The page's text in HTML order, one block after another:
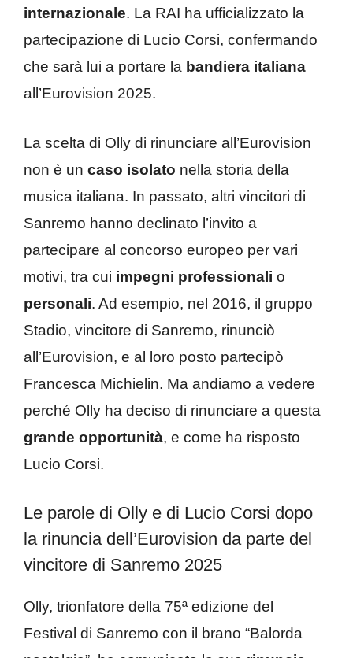
internazionale. La RAI ha ufficializzato la
partecipazione di Lucio Corsi, confermando
che sarà lui a portare la bandiera italiana
all’Eurovision 2025.
La scelta di Olly di rinunciare all’Eurovision
non è un caso isolato nella storia della
musica italiana. In passato, altri vincitori di
Sanremo hanno declinato l’invito a
partecipare al concorso europeo per vari
motivi, tra cui impegni professionali o
personali. Ad esempio, nel 2016, il gruppo
Stadio, vincitore di Sanremo, rinunciò
all’Eurovision, e al loro posto partecipò
Francesca Michielin. Ma andiamo a vedere
perché Olly ha deciso di rinunciare a questa
grande opportunità, e come ha risposto
Lucio Corsi.
Le parole di Olly e di Lucio Corsi dopo
la rinuncia dell’Eurovision da parte del
vincitore di Sanremo 2025
Olly, trionfatore della 75ª edizione del
Festival di Sanremo con il brano “Balorda